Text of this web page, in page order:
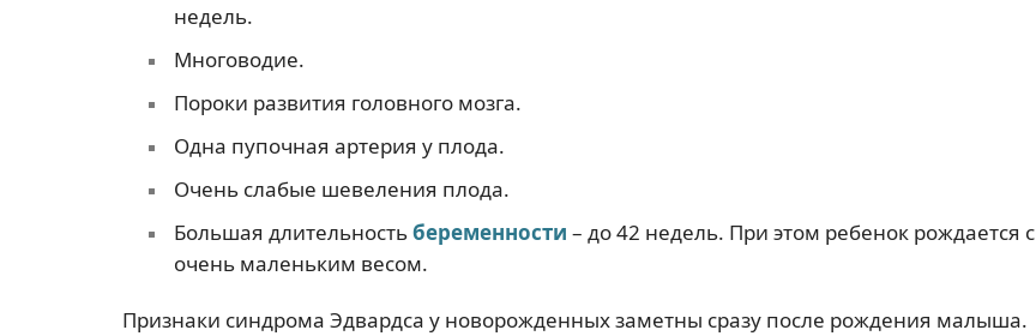
недель.
Многоводие.
Пороки развития головного мозга.
Одна пупочная артерия у плода.
Очень слабые шевеления плода.
Большая длительностьбеременности – до 42 недель. При этом ребенок рождается с
очень маленьким весом.
Признаки синдрома Эдвардса у новорожденных заметны сразу после рождения малыша.